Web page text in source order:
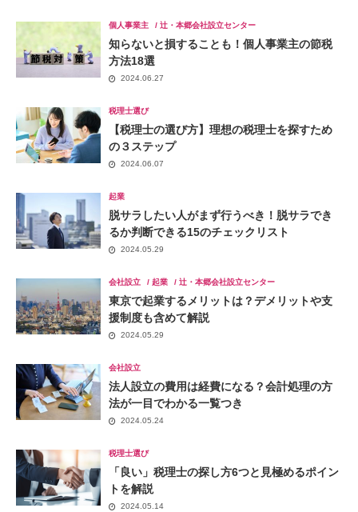
個人事業主 辻・本郷会社設立センター
知らないと損することも！個人事業主の節税
方法18選
2024.06.27
税理士選び
【税理士の選び方】理想の税理士を探すため
の３ステップ
2024.06.07
起業
脱サラしたい人がまず行うべき！脱サラでき
るか判断できる15のチェックリスト
2024.05.29
会社設立 起業 辻・本郷会社設立センター
東京で起業するメリットは？デメリットや支
援制度も含めて解説
2024.05.29
会社設立
法人設立の費用は経費になる？会計処理の方
法が一目でわかる一覧つき
2024.05.24
税理士選び
「良い」税理士の探し方6つと見極めるポイン
トを解説
2024.05.14